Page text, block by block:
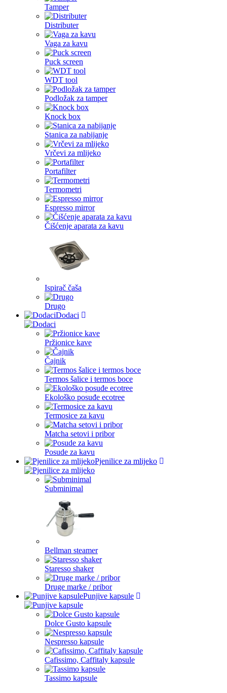
Tamper
Distributer
Vaga za kavu
Puck screen
WDT tool
Podložak za tamper
Knock box
Stanica za nabijanje
Vrčevi za mlijeko
Portafilter
Termometri
Espresso mirror
Čišćenje aparata za kavu
Ispirač čaša
Drugo
Dodaci
Pržionice kave
Čajnik
Termos šalice i termos boce
Ekološko posuđe ecotree
Termosice za kavu
Matcha setovi i pribor
Posude za kavu
Pjenilice za mlijeko
Subminimal
Bellman steamer
Staresso shaker
Druge marke / pribor
Punjive kapsule
Dolce Gusto kapsule
Nespresso kapsule
Cafissimo, Caffitaly kapsule
Tassimo kapsule